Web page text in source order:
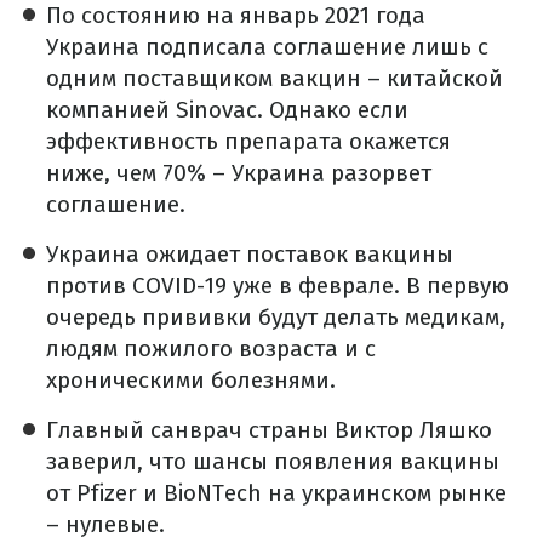
По состоянию на январь 2021 года
Украина подписала соглашение лишь с
одним поставщиком вакцин – китайской
компанией Sinovac. Однако если
эффективность препарата окажется
ниже, чем 70% – Украина разорвет
соглашение.
Украина ожидает поставок вакцины
против COVID-19 уже в феврале. В первую
очередь прививки будут делать медикам,
людям пожилого возраста и с
хроническими болезнями.
Главный санврач страны Виктор Ляшко
заверил, что шансы появления вакцины
от Pfizer и BioNTech на украинском рынке
– нулевые.